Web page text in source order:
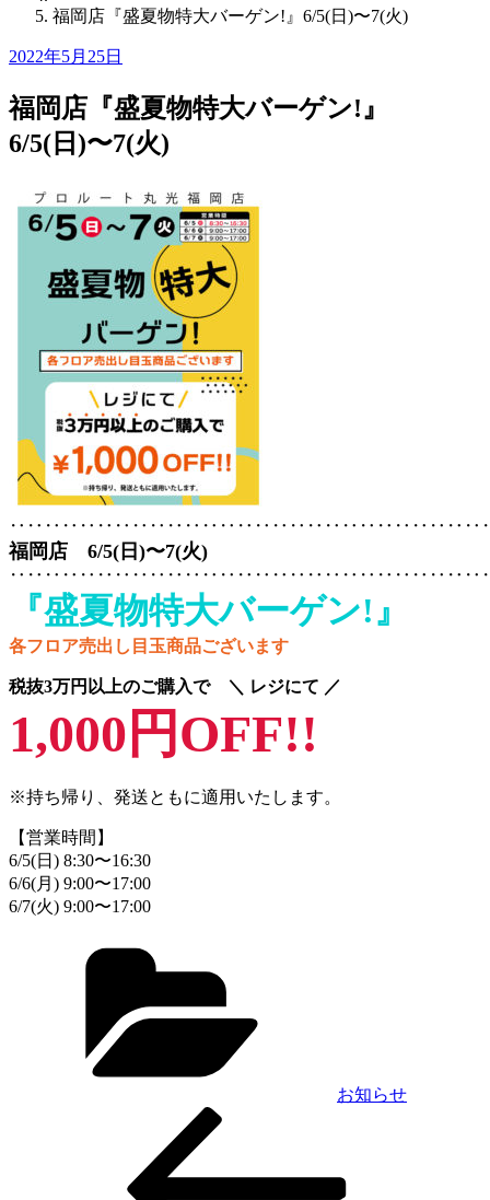
福岡店『盛夏物特大バーゲン!』6/5(日)〜7(火)
Posted
2022年5月25日
福岡店『盛夏物特大バーゲン!』
6/5(日)〜7(火)
福岡店 6/5(日)〜7(火)
『盛夏物特大バーゲン!』
各フロア売出し目玉商品ございます
税抜3万円以上のご購入で ＼ レジにて ／
1,000円OFF!!
※持ち帰り、発送ともに適用いたします。
【営業時間】
6/5(日) 8:30〜16:30
6/6(月) 9:00〜17:00
6/7(火) 9:00〜17:00
お知らせ